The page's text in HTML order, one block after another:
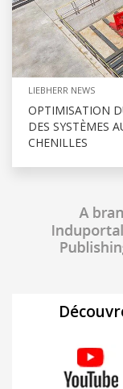
LIEBHERR NEWS
OPTIMISATION
DES SYSTÈMES
CHENILLES